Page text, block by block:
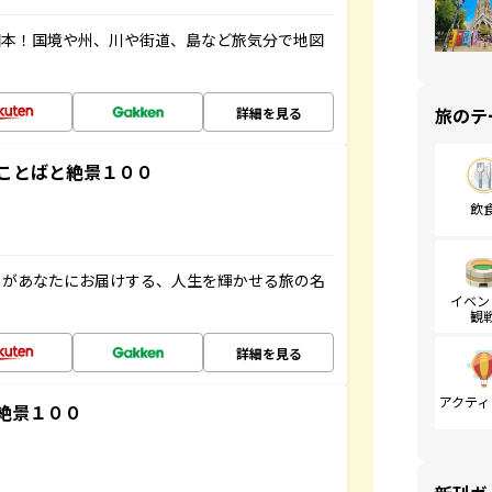
！国境や州、川や街道、島など旅気分で地図
詳細を見る
とばと絶景１００
あなたにお届けする、人生を輝かせる旅の名
詳細を見る
景１００
旅の
飲
イベ
観
アクテ